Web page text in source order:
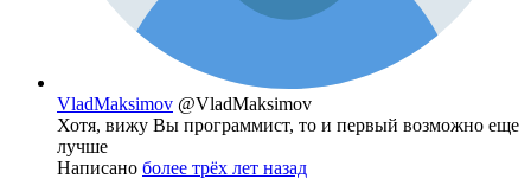
VladMaksimov @VladMaksimov
Хотя, вижу Вы программист, то и первый возможно еще
лучше
Написано более трёх лет назад